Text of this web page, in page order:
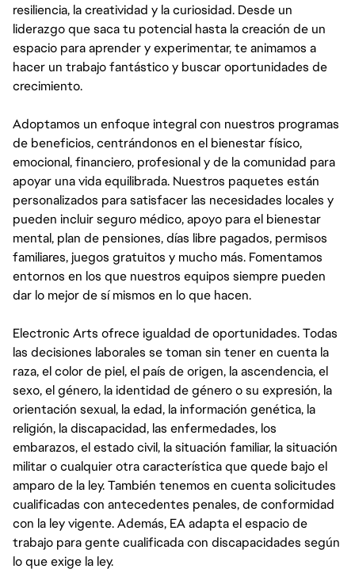
resiliencia, la creatividad y la curiosidad. Desde un
liderazgo que saca tu potencial hasta la creación de un
espacio para aprender y experimentar, te animamos a
hacer un trabajo fantástico y buscar oportunidades de
crecimiento.
Adoptamos un enfoque integral con nuestros programas
de beneficios, centrándonos en el bienestar físico,
emocional, financiero, profesional y de la comunidad para
apoyar una vida equilibrada. Nuestros paquetes están
personalizados para satisfacer las necesidades locales y
pueden incluir seguro médico, apoyo para el bienestar
mental, plan de pensiones, días libre pagados, permisos
familiares, juegos gratuitos y mucho más. Fomentamos
entornos en los que nuestros equipos siempre pueden
dar lo mejor de sí mismos en lo que hacen.
Electronic Arts ofrece igualdad de oportunidades. Todas
las decisiones laborales se toman sin tener en cuenta la
raza, el color de piel, el país de origen, la ascendencia, el
sexo, el género, la identidad de género o su expresión, la
orientación sexual, la edad, la información genética, la
religión, la discapacidad, las enfermedades, los
embarazos, el estado civil, la situación familiar, la situación
militar o cualquier otra característica que quede bajo el
amparo de la ley. También tenemos en cuenta solicitudes
cualificadas con antecedentes penales, de conformidad
con la ley vigente. Además, EA adapta el espacio de
trabajo para gente cualificada con discapacidades según
lo que exige la ley.